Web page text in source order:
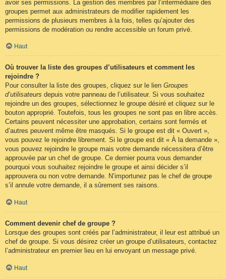
avoir ses permissions. La gestion des membres par l’intermédiaire des
groupes permet aux administrateurs de modifier rapidement les
permissions de plusieurs membres à la fois, telles qu’ajouter des
permissions de modération ou rendre accessible un forum privé.
Haut
Où trouver la liste des groupes d’utilisateurs et comment les
rejoindre ?
Pour consulter la liste des groupes, cliquez sur le lien Groupes
d’utilisateurs depuis votre panneau de l’utilisateur. Si vous souhaitez
rejoindre un des groupes, sélectionnez le groupe désiré et cliquez sur le
bouton approprié. Toutefois, tous les groupes ne sont pas en libre accès.
Certains peuvent nécessiter une approbation, certains sont fermés et
d’autres peuvent même être masqués. Si le groupe est dit « Ouvert »,
vous pouvez le rejoindre librement. Si le groupe est dit « À la demande »,
vous pouvez rejoindre le groupe mais votre demande nécessitera d’être
approuvée par un chef de groupe. Ce dernier pourra vous demander
pourquoi vous souhaitez rejoindre le groupe et ainsi décider s’il
approuvera ou non votre demande. N’importunez pas le chef de groupe
s’il annule votre demande, il a sûrement ses raisons.
Haut
Comment devenir chef de groupe ?
Lorsque des groupes sont créés par l’administrateur, il leur est attribué un
chef de groupe. Si vous désirez créer un groupe d’utilisateurs, contactez
l’administrateur en premier lieu en lui envoyant un message privé.
Haut